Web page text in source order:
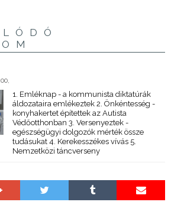
1. Emléknap - a kommunista diktatúrák
áldozataira emlékeztek 2. Önkéntesség -
konyhakertet építettek az Autista
Védőotthonban 3. Versenyeztek -
egészségügyi dolgozók mérték össze
tudásukat 4. Kerekesszékes vívás 5.
Nemzetközi táncverseny